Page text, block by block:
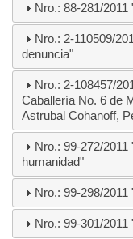
Nro.: 88-281/
Nro.: 2-110509/
denuncia"
Nro.: 2-108457/
Caballería No. 6 de
Astrubal Cohanoff,
Nro.: 99-272/
humanidad"
Nro.: 99-298/
Nro.: 99-301/